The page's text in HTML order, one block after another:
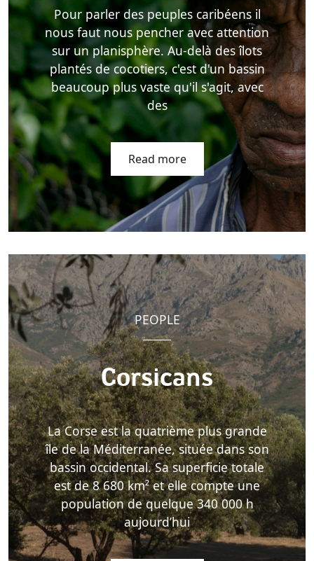
Pour parler des peuples caribéens il
nous faut nous pencher avec attention
sur un planisphère. Au-delà des îlots
plantés de cocotiers, c'est d'un bassin
beaucoup plus vaste qu'il s'agit, avec
des
Read more
PEOPLE
Corsicans
La Corse est la quatrième plus grande
île de la Méditerranée, située dans son
bassin occidental. Sa superficie totale
est de 8 680 km² et elle compte une
population de quelque 340 000 h
aujourd’hui